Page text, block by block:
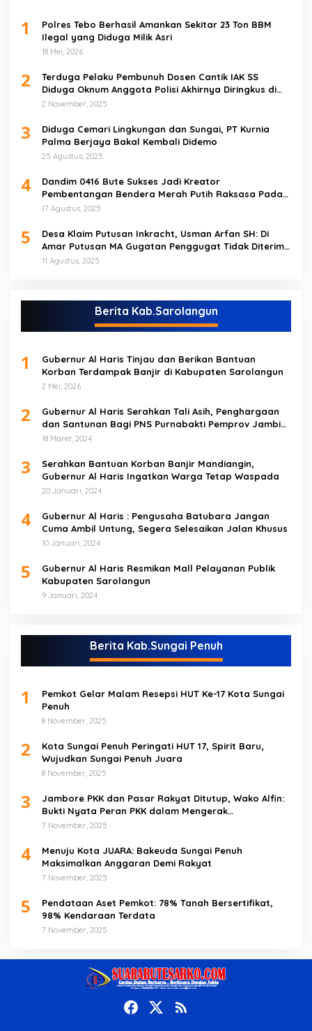
1
Polres Tebo Berhasil Amankan Sekitar 23 Ton BBM
Ilegal yang Diduga Milik Asri
18 Mei, 2026
2
Terduga Pelaku Pembunuh Dosen Cantik IAK SS
Diduga Oknum Anggota Polisi Akhirnya Diringkus di
Tebo Tengah
2 November, 2025
3
Diduga Cemari Lingkungan dan Sungai, PT Kurnia
Palma Berjaya Bakal Kembali Didemo
25 Agustus, 2025
4
Dandim 0416 Bute Sukses Jadi Kreator
Pembentangan Bendera Merah Putih Raksasa Pada
Peringatan HUT RI ke 80 di Tebo
17 Agustus, 2025
5
Desa Klaim Putusan Inkracht, Usman Arfan SH: Di
Amar Putusan MA Gugatan Penggugat Tidak Diterima
(NO)
11 Agustus, 2025
Berita Kab.Sarolangun
1
Gubernur Al Haris Tinjau dan Berikan Bantuan
Korban Terdampak Banjir di Kabupaten Sarolangun
2 Mei, 2026
2
Gubernur Al Haris Serahkan Tali Asih, Penghargaan
dan Santunan Bagi PNS Purnabakti Pemprov Jambi
Yang Berada di Sarolangun
18 Maret, 2024
3
Serahkan Bantuan Korban Banjir Mandiangin,
Gubernur Al Haris Ingatkan Warga Tetap Waspada
20 Januari, 2024
4
Gubernur Al Haris : Pengusaha Batubara Jangan
Cuma Ambil Untung, Segera Selesaikan Jalan Khusus
10 Januari, 2024
5
Gubernur Al Haris Resmikan Mall Pelayanan Publik
Kabupaten Sarolangun
9 Januari, 2024
Berita Kab.Sungai Penuh
1
Pemkot Gelar Malam Resepsi HUT Ke-17 Kota Sungai
Penuh
8 November, 2025
2
Kota Sungai Penuh Peringati HUT 17, Spirit Baru,
Wujudkan Sungai Penuh Juara
8 November, 2025
3
Jambore PKK dan Pasar Rakyat Ditutup, Wako Alfin:
Bukti Nyata Peran PKK dalam Mengerak
Perekonomian Masyarakat
7 November, 2025
4
Menuju Kota JUARA: Bakeuda Sungai Penuh
Maksimalkan Anggaran Demi Rakyat
7 November, 2025
5
Pendataan Aset Pemkot: 78% Tanah Bersertifikat,
98% Kendaraan Terdata
7 November, 2025